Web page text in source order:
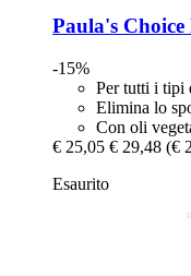
Paula's Choice
-15%
Per tutti i tipi
Elimina lo
Con oli
€ 25,05 € 29,48 (€
Esaurito